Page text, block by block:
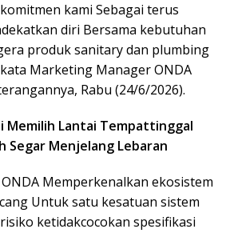
kami Sebagai terus
diri Bersama kebutuhan
produk sanitary dan plumbing
Marketing Manager ONDA
Rabu (24/6/2026).
Memilih Lantai Tempattinggal
Segar Menjelang Lebaran
Memperkenalkan ekosistem
Untuk satu kesatuan sistem
ketidakcocokan spesifikasi